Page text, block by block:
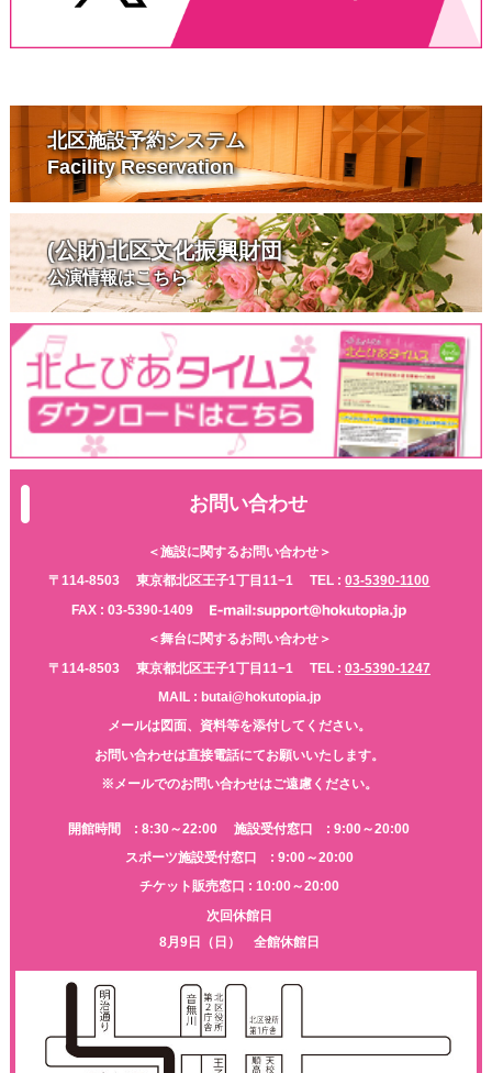
北区施設予約システム
Facility Reservation
(公財)北区文化振興財団
公演情報はこちら
お問い合わせ
＜施設に関するお問い合わせ＞
〒114-8503
東京都北区王子1丁目11−1 TEL :03-5390-1100
FAX : 03-5390-1409
＜舞台に関するお問い合わせ＞
〒114-8503
東京都北区王子1丁目11−1 TEL : 03-5390-1247
MAIL : butai@hokutopia.jp
メールは図面、資料等を添付してください。
お問い合わせは直接電話にてお願いいたします。
※メールでのお問い合わせはご遠慮ください。
開館時間 : 8:30～22:00
施設受付窓口 : 9:00～20:00
スポーツ施設受付窓口 : 9:00～20:00
チケット販売窓口 : 10:00～20:00
次回休館日
8月9日（日） 全館休館日